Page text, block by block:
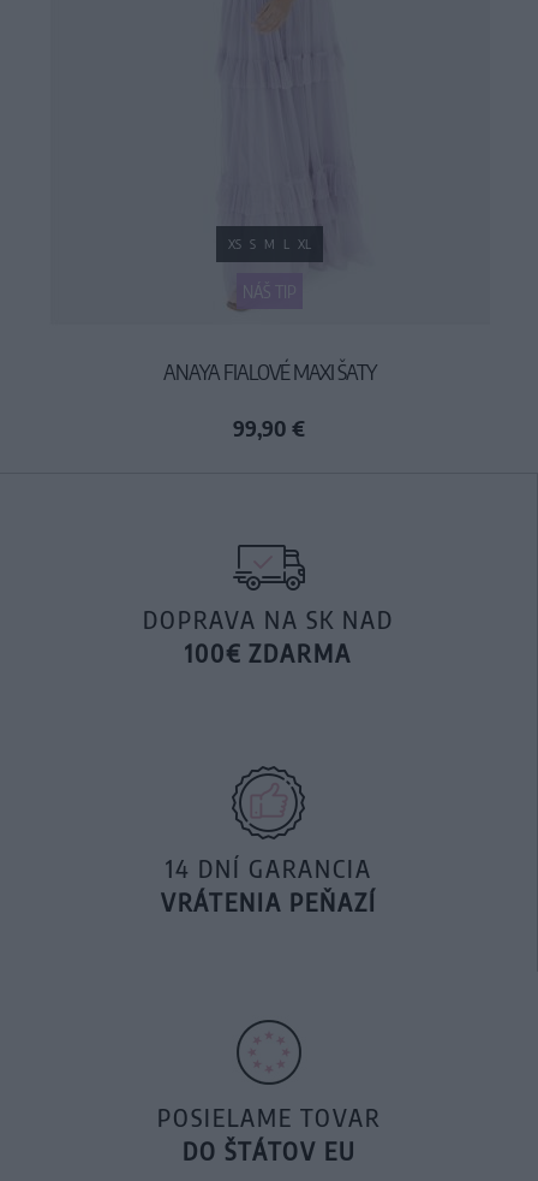
NÁŠ TIP
XS S M L XL
ANAYA FIALOVÉ MAXI ŠATY
99,90 €
DOPRAVA NA SK NAD
100€ ZDARMA
14 DNÍ GARANCIA
VRÁTENIA PEŇAZÍ
POSIELAME TOVAR
DO ŠTÁTOV EU